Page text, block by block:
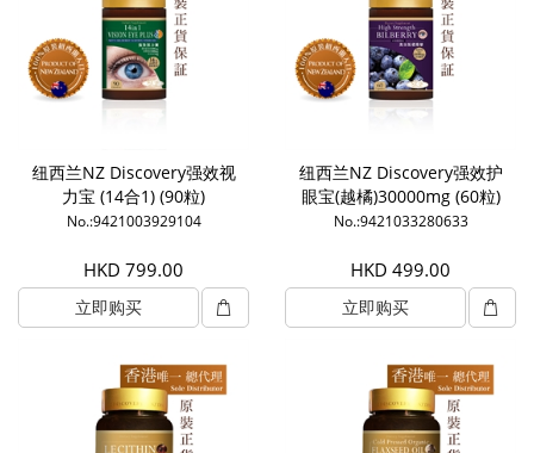
纽西兰NZ Discovery强效视
力宝 (14合1) (90粒)
No.:9421003929104
HKD 799.00
立即购买
纽西兰NZ Discovery强效护
眼宝(越橘)30000mg (60粒)
No.:9421033280633
HKD 499.00
立即购买